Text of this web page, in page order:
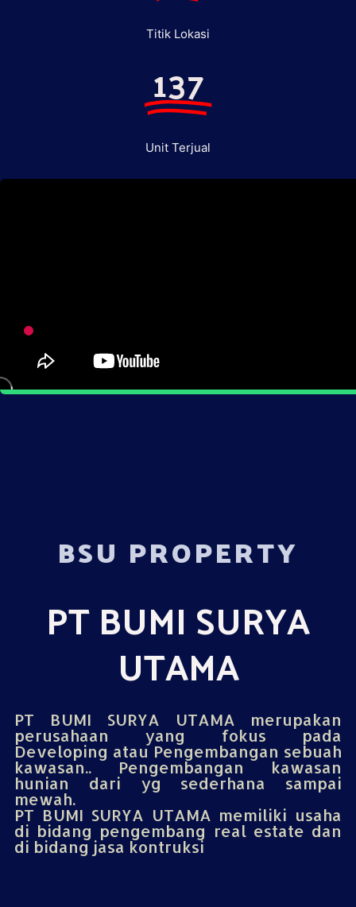
Titik Lokasi
137
Unit Terjual
BSU PROPERTY
PT BUMI SURYA
UTAMA
PT BUMI SURYA UTAMA merupakan
perusahaan yang fokus pada
Developing atau Pengembangan sebuah
kawasan.. Pengembangan kawasan
hunian dari yg sederhana sampai
mewah.
PT BUMI SURYA UTAMA memiliki usaha
di bidang pengembang real estate dan
di bidang jasa kontruksi